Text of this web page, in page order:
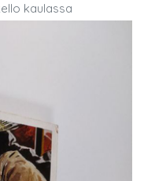
kaulassa